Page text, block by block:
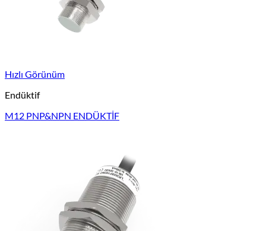
Hızlı Görünüm
Endüktif
M12 PNP&NPN ENDÜKTİF